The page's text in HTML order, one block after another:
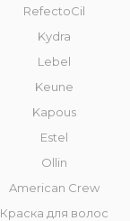
RefectoCil
Kydra
Lebel
Keune
Kapous
Estel
Ollin
American Crew
Краска для волос